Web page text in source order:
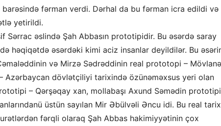
barəsində fərman verdi. Dərhal da bu fərman icra edildi və
yetirildi.
Sərrac əslində Şah Abbasın prototipidir. Bu əsərdə saray
həqiqətdə əsərdəki kimi aciz insanlar deyildilər. Bu
və Mirzə Sədrəddinin real prototopi – Mövlanə
Azərbaycan dövlətçiliyi tarixində özünəməxsus yeri olan
– Qərşəqay xan, mollabaşı Axund Səmədin
üstün sayılan Mir Əbülvəli Əncu idi. Bu real
fərqli olaraq Şah Abbas hakimiyyətinin çox